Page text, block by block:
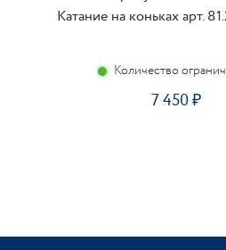
Катание на коньках арт.
Количество
7 450